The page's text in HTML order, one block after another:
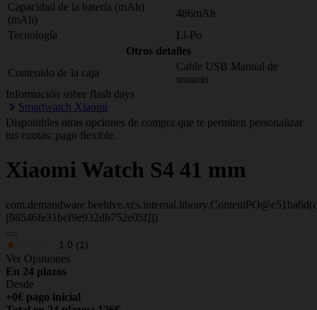
Capacidad de la batería (mAh)
(mAh)
486mAh
Tecnología
Li-Po
Otros detalles
Contenido de la caja
Cable USB Manual de
usuario
Información sobre flash days
Smartwatch Xiaomi
Disponibles otras opciones de compra que te permiten personalizar
tus cuotas: pago flexible.
Xiaomi Watch S4 41 mm
[98546fe31bef9e932db752e05f]])
1.0 (1)
Ver Opiniones
En 24 plazos
Desde
+0€ pago inicial